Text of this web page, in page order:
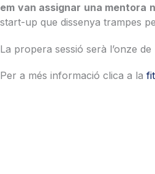
em van assignar una mentora
start-up que dissenya trampes
La propera sessió serà l’onze de
Per a més informació clica a la